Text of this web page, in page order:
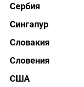
Сербия
Сингапур
Словакия
Словения
США